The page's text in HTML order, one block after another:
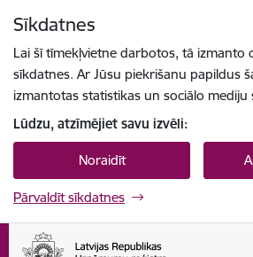
Sīkdatnes
Lai šī tīmekļvietne darbotos, tā izmanto
sīkdatnes. Ar Jūsu piekrišanu papildus
izmantotas statistikas un sociālo mediju
Lūdzu, atzīmējiet savu izvēli:
Noraidīt
Pārvaldīt sīkdatnes